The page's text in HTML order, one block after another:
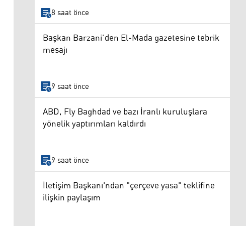
8 saat önce
Başkan Barzani’den El-Mada gazetesine tebrik
mesajı
9 saat önce
ABD, Fly Baghdad ve bazı İranlı kuruluşlara
yönelik yaptırımları kaldırdı
9 saat önce
İletişim Başkanı'ndan "çerçeve yasa" teklifine
ilişkin paylaşım